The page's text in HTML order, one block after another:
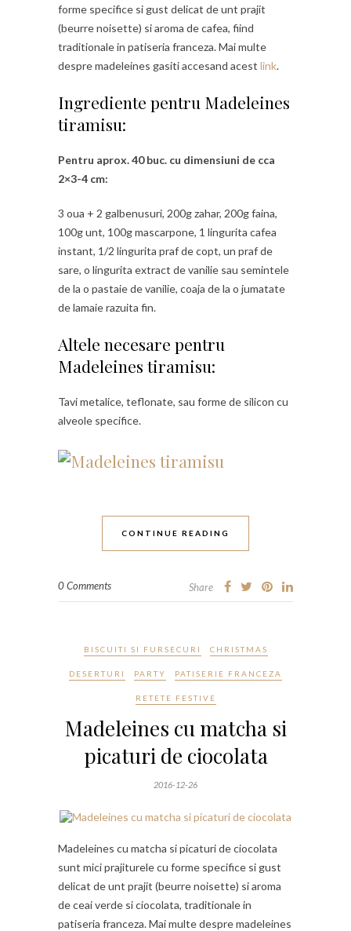
forme specifice si gust delicat de unt prajit
(beurre noisette) si aroma de cafea, fiind
traditionale in patiseria franceza. Mai multe
despre madeleines gasiti accesand acest link.
Ingrediente pentru Madeleines
tiramisu:
Pentru aprox. 40 buc. cu dimensiuni de cca
2×3-4 cm:
3 oua + 2 galbenusuri, 200g zahar, 200g faina,
100g unt, 100g mascarpone, 1 lingurita cafea
instant, 1/2 lingurita praf de copt, un praf de
sare, o lingurita extract de vanilie sau semintele
de la o pastaie de vanilie, coaja de la o jumatate
de lamaie razuita fin.
Altele necesare pentru
Madeleines tiramisu:
Tavi metalice, teflonate, sau forme de silicon cu
alveole specifice.
CONTINUE READING
0 Comments Share
BISCUITI SI FURSECURI CHRISTMAS
DESERTURI PARTY PATISERIE FRANCEZA
RETETE FESTIVE
Madeleines cu matcha si
picaturi de ciocolata
2016-12-26
Madeleines cu matcha si picaturi de ciocolata
sunt mici prajiturele cu forme specifice si gust
delicat de unt prajit (beurre noisette) si aroma
de ceai verde si ciocolata, traditionale in
patiseria franceza. Mai multe despre madeleines